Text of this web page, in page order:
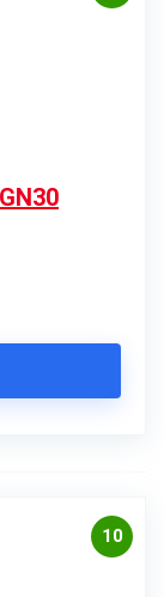
10